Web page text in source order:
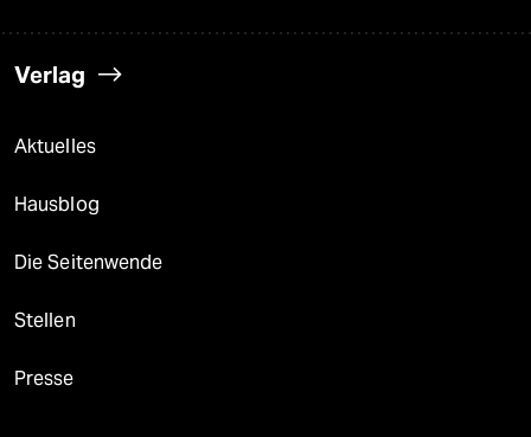
Verlag
Aktuelles
Hausblog
Die Seitenwende
Stellen
Presse